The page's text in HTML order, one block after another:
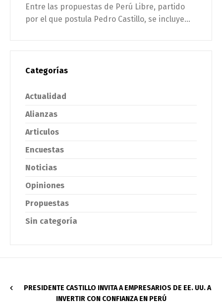
Entre las propuestas de Perú Libre, partido
por el que postula Pedro Castillo, se incluye...
Categorías
Actualidad
Alianzas
Articulos
Encuestas
Noticias
Opiniones
Propuestas
Sin categoría
PRESIDENTE CASTILLO INVITA A EMPRESARIOS DE EE. UU. A
INVERTIR CON CONFIANZA EN PERÚ